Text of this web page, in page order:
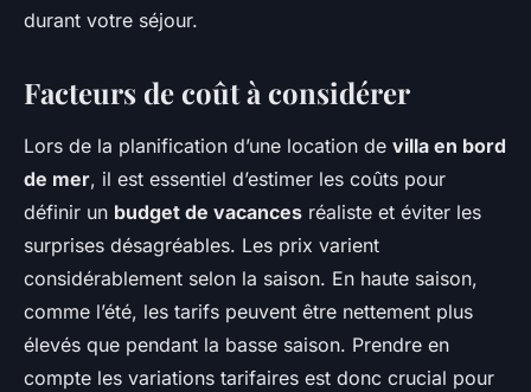
durant votre séjour.
Facteurs de coût à considérer
Lors de la planification d’une location de villa en bord
de mer, il est essentiel d’estimer les coûts pour
définir un budget de vacances réaliste et éviter les
surprises désagréables. Les prix varient
considérablement selon la saison. En haute saison,
comme l’été, les tarifs peuvent être nettement plus
élevés que pendant la basse saison. Prendre en
compte les variations tarifaires est donc crucial pour